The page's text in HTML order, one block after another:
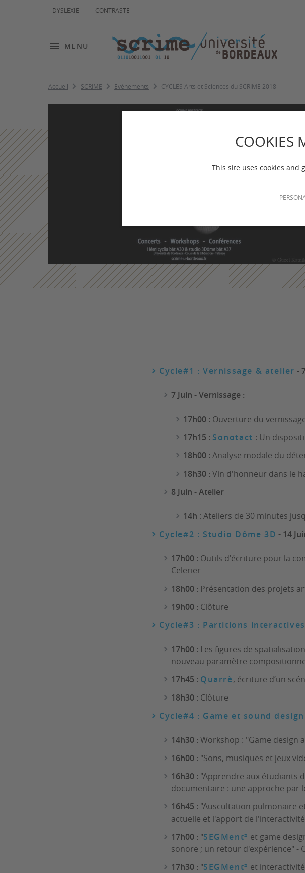
COOKIES
This site uses cookies and
DYSLEXIE CONTRASTE
MENU
Accueil SCRIME Evènements CYCLES Arts et Sciences du SCRIME 2018
Cycle#1 : Vernissage & atelier -
7 Juin - Vernissage :
17h00 : Ouverture du
17h15 : Sonotact : Un
18h00 : Analyse modale du
18h30 : Vin d'honneur dans le
8 Juin - Atelier
14h : Ateliers de 30 minutes
Cycle#2 : Studio Dôme 3D - 14
17h00 : Outils d'écriture pour la
Celerier
18h00 : Présentation des projets
19h00 : Clôture
Cycle#3 : Partitions
17h00 : Les figures de
nouveau paramètre
17h45 : Quarrè, écriture d’un
18h30 : Clôture
Cycle#4 : Game et sound design
14h30 : Workshop : "Game design
16h00 : "Sons, musiques et jeux
16h30 : "Apprendre aux étudiants
documentaire : une approche par
16h45 : "Auscultation pulmonaire
actuelle et l'apport de
17h00 : "SEGMent² et game
sonore ; un retour d'expérience" -
17h30 : "SEGMent² et